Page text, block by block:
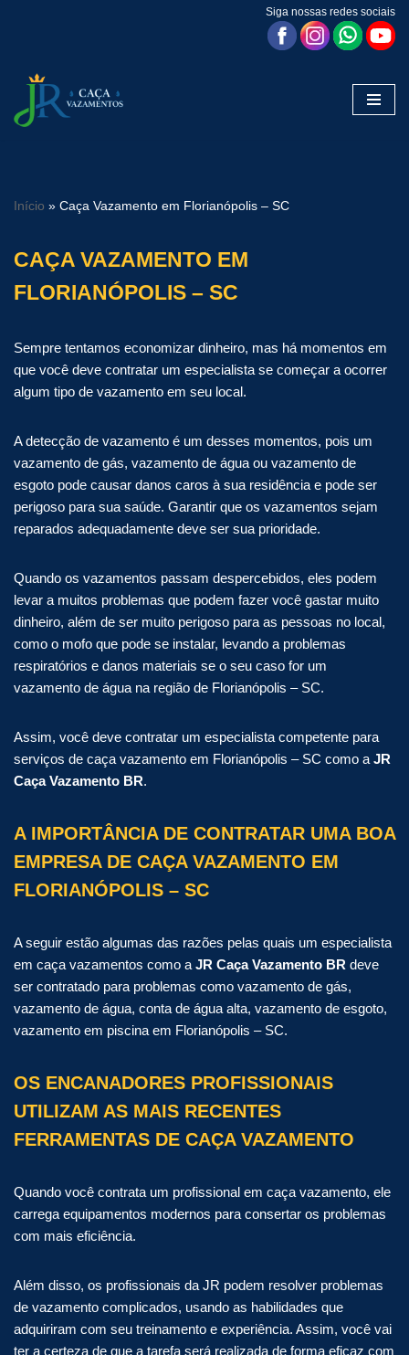
para
conteúdo
Siga nossas redes sociais
Início » Caça Vazamento em Florianópolis – SC
CAÇA VAZAMENTO EM
FLORIANÓPOLIS – SC
Sempre tentamos economizar dinheiro, mas há momentos em
que você deve contratar um especialista se começar a ocorrer
algum tipo de vazamento em seu local.
A detecção de vazamento é um desses momentos, pois um
vazamento de gás, vazamento de água ou vazamento de
esgoto pode causar danos caros à sua residência e pode ser
perigoso para sua saúde. Garantir que os vazamentos sejam
reparados adequadamente deve ser sua prioridade.
Quando os vazamentos passam despercebidos, eles podem
levar a muitos problemas que podem fazer você gastar muito
dinheiro, além de ser muito perigoso para as pessoas no local,
como o mofo que pode se instalar, levando a problemas
respiratórios e danos materiais se o seu caso for um
vazamento de água na região de Florianópolis – SC.
Assim, você deve contratar um especialista competente para
serviços de caça vazamento em Florianópolis – SC como a JR
Caça Vazamento BR.
A IMPORTÂNCIA DE CONTRATAR UMA BOA
EMPRESA DE CAÇA VAZAMENTO EM
FLORIANÓPOLIS – SC
A seguir estão algumas das razões pelas quais um especialista
em caça vazamentos como a JR Caça Vazamento BR deve
ser contratado para problemas como vazamento de gás,
vazamento de água, conta de água alta, vazamento de esgoto,
vazamento em piscina em Florianópolis – SC.
OS ENCANADORES PROFISSIONAIS
UTILIZAM AS MAIS RECENTES
FERRAMENTAS DE CAÇA VAZAMENTO
Quando você contrata um profissional em caça vazamento, ele
carrega equipamentos modernos para consertar os problemas
com mais eficiência.
Além disso, os profissionais da JR podem resolver problemas
de vazamento complicados, usando as habilidades que
adquiriram com seu treinamento e experiência. Assim, você vai
ter a certeza de que a tarefa será realizada de forma eficaz com